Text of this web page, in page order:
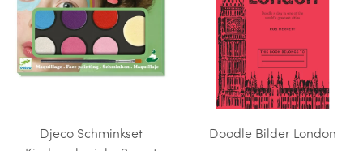
Djeco Schminkset
Doodle Bilder London